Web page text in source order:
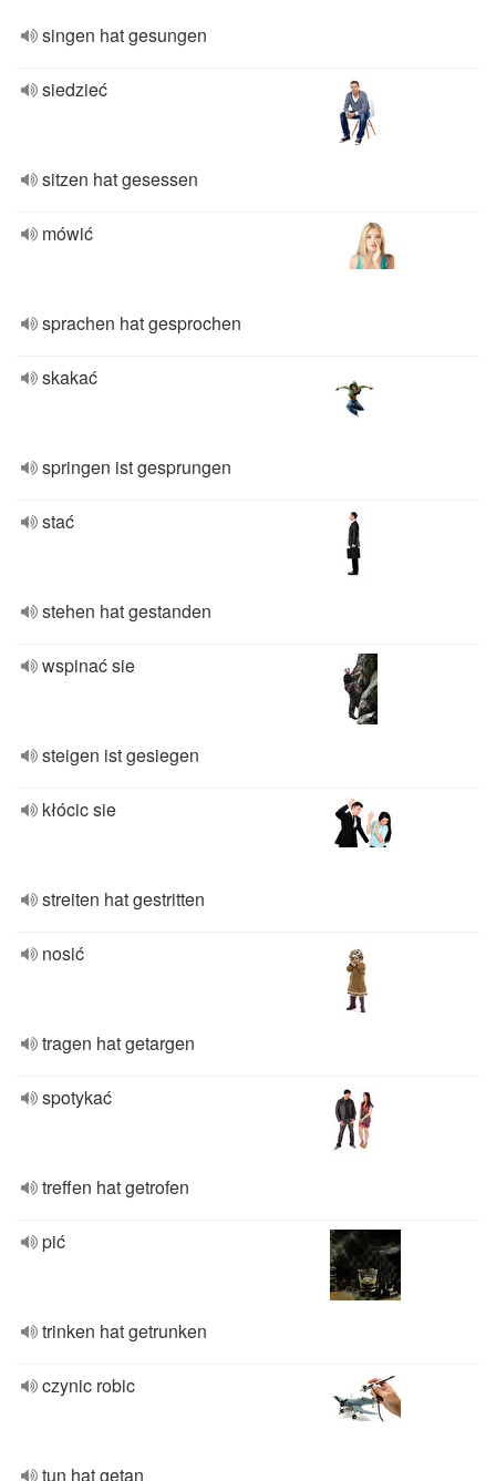
singen hat gesungen
siedzieć
sitzen hat gesessen
mówić
sprachen hat gesprochen
skakać
springen ist gesprungen
stać
stehen hat gestanden
wspinać sie
steigen ist gesiegen
kłócic sie
streiten hat gestritten
nosić
tragen hat getargen
spotykać
treffen hat getrofen
pić
trinken hat getrunken
czynic robic
tun hat getan